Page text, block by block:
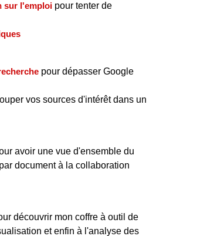
sur l'emploi pour tenter de
pour dépasser Google
vos sources d'intérêt dans un
avoir une vue d'ensemble du
document à la collaboration
découvrir mon coffre à outil de
et enfin à l'analyse des